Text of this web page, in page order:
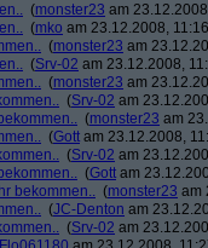
(monster23 am
(mko am 23.12.2008,
(monster23 am
(Srv-02 am 23.12.2008,
(monster23 am
(Srv-02 am
(monster23 am
(Gott am 23.12.2008,
(Srv-02 am
(Gott am
bekommen.. (monster23 am
(JC-Denton am
(Srv-02 am